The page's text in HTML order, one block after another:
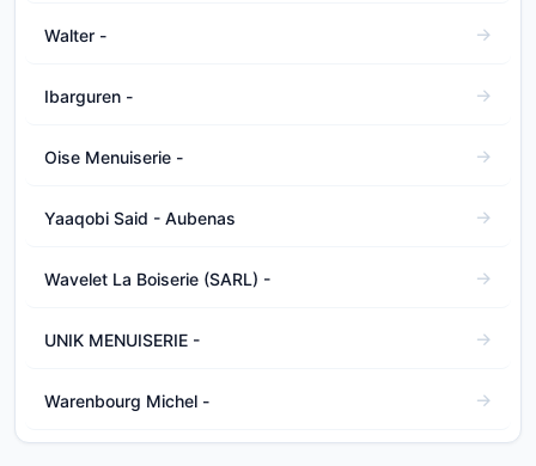
Walter -
Ibarguren -
Oise Menuiserie -
Yaaqobi Said - Aubenas
Wavelet La Boiserie (SARL) -
UNIK MENUISERIE -
Warenbourg Michel -